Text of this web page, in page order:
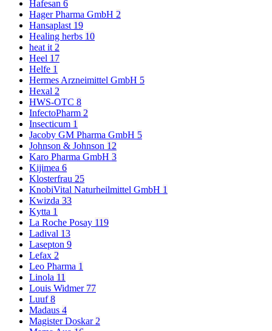
Hafesan 6
Hager Pharma GmbH 2
Hansaplast 19
Healing herbs 10
heat it2
Heel 17
Helfe 1
Hermes Arzneimittel GmbH 5
Hexal 2
HWS-OTC 8
InfectoPharm 2
Insecticum 1
Jacoby GM Pharma GmbH 5
Johnson & Johnson 12
Karo Pharma GmbH 3
Kijimea 6
Klosterfrau 25
KnobiVital Naturheilmittel GmbH 1
Kwizda 33
Kytta 1
La Roche Posay 119
Ladival 13
Lasepton 9
Lefax 2
Leo Pharma 1
Linola 11
Louis Widmer 77
Luuf8
Madaus 4
Magister Doskar2